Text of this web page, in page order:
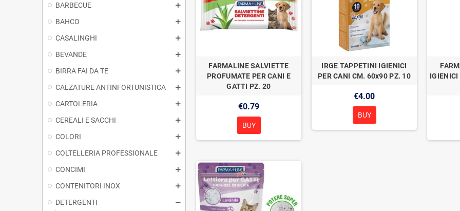
BARBECUE
BAHCO
CASALINGHI
BEVANDE
BIRRA FAI DA TE
CALZATURE ANTINFORTUNISTICA
CARTOLERIA
CEREALI E SACCHI
COLORI
COLTELLERIA PROFESSIONALE
CONCIMI
CONTENITORI INOX
DETERGENTI
FARMALINE SALVIETTE
PROFUMATE PER CANI E
GATTI PZ. 20
€0.79
BUY
IRGE TAPPETINI IGIENICI
PER CANI CM. 60x90 PZ. 10
€4.00
BUY